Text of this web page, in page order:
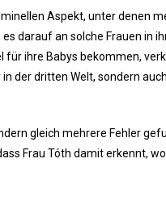
Aspekt, unter denen
darauf an solche Frauen in
für ihre Babys bekommen,
der dritten Welt, sondern
gleich mehrere Fehler
Frau Tóth damit erkennt,